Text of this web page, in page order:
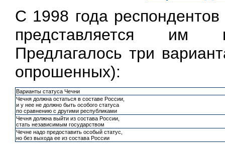
С 1998 года
представляется им
Предлагалось три
опрошенных):
Варианты статуса Чечни
Чечня должна остаться в составе России,
и у нее не должно быть особого статуса
по сравнению с другими республиками
Чечня должна выйти из состава России,
стать независимым государством
Чечне надо предоставить особый статус,
но без выхода ее из состава России